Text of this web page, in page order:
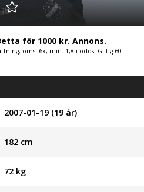
för 1000 kr. Annons.
oms. 6x, min. 1,8 i odds. Giltig 60
2007-01-19 (19 år)
182cm
72kg